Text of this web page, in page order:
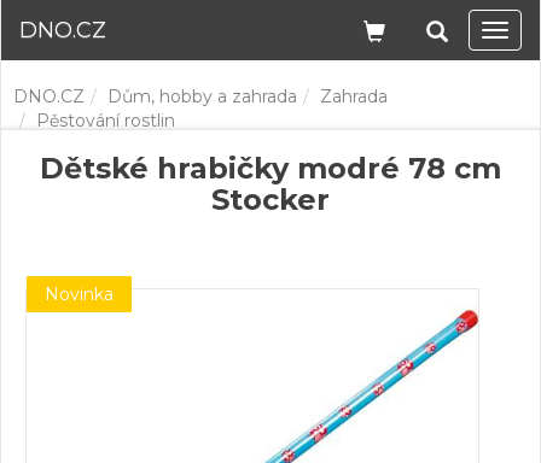
DNO.CZ
DNO.CZ Dům, hobby a zahrada
Zahrada
Pěstování rostlin
Dětské hrabičky modré 78 cm
Stocker
Novinka